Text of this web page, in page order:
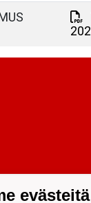
evästeitä